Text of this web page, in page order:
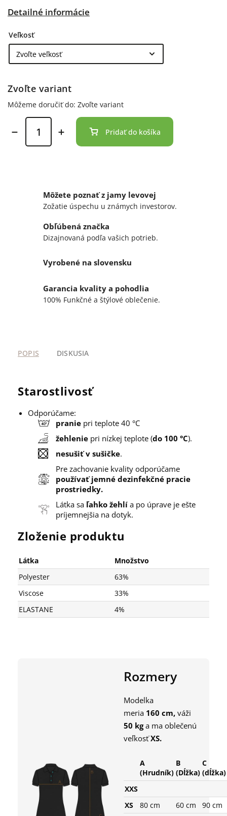
Detailné informácie
Veľkosť
Zvoľte variant
Môžeme doručiť do: Zvoľte variant
Pridať do košíka
Môžete poznať z jamy levovej
Zožatie úspechu u známych investorov.
Obľúbená značka
Dizajnovaná podľa vašich potrieb.
Vyrobené na slovensku
Garancia kvality a pohodlia
100% Funkčné a štýlové oblečenie.
POPIS DISKUSIA
Starostlivosť
Odporúčame:
pranie pri teplote 40 °C
žehlenie pri nízkej teplote (do 100 °C).
nesušiť v sušičke.
Pre zachovanie kvality odporúčame
používať jemné dezinfekčné pracie
prostriedky.
Látka sa ľahko žehlí a po úprave je ešte
príjemnejšia na dotyk.
Zloženie produktu
Látka
Množstvo
Polyester
63%
Viscose
33%
ELASTANE
4%
Rozmery
Modelka
meria 160 cm, váži
50 kga ma oblečenú
veľkosťXS.
A
(Hrudník)
B
(Dĺžka)
C
(dĺžka)
XXS
XS
80 cm 60 cm 90 cm